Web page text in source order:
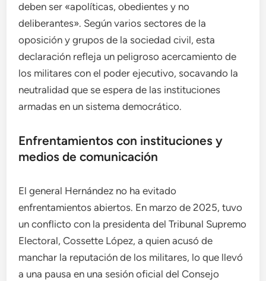
deben ser «apolíticas, obedientes y no
deliberantes». Según varios sectores de la
oposición y grupos de la sociedad civil, esta
declaración refleja un peligroso acercamiento de
los militares con el poder ejecutivo, socavando la
neutralidad que se espera de las instituciones
armadas en un sistema democrático.
Enfrentamientos con instituciones y
medios de comunicación
El general Hernández no ha evitado
enfrentamientos abiertos. En marzo de 2025, tuvo
un conflicto con la presidenta del Tribunal Supremo
Electoral, Cossette López, a quien acusó de
manchar la reputación de los militares, lo que llevó
a una pausa en una sesión oficial del Consejo